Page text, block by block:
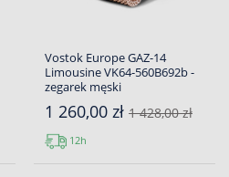
Vostok Europe GAZ-14
Limousine VK64-560B692b -
zegarek męski
1 260,00 zł 1 428,00 zł
12h